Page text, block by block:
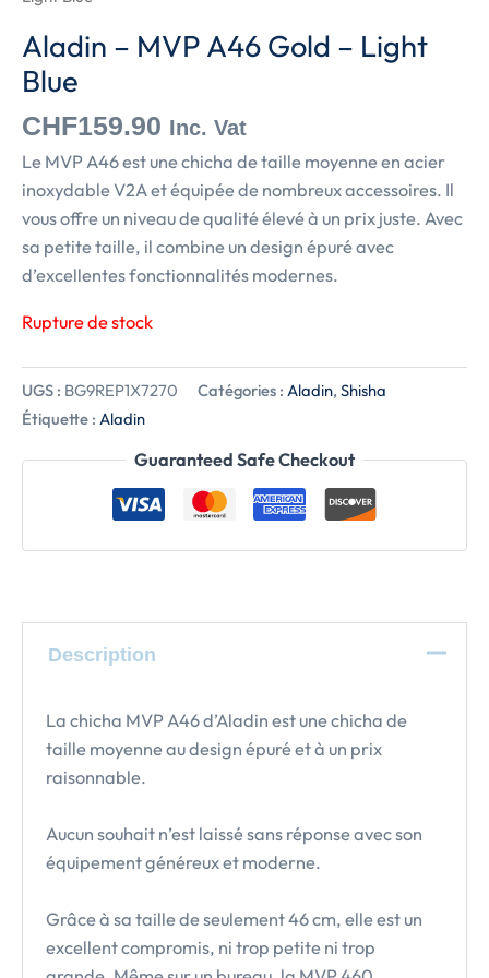
Aladin – MVP A46 Gold – Light
Blue
CHF159.90 Inc. Vat
Le MVP A46 est une chicha de taille moyenne en acier
inoxydable V2A et équipée de nombreux accessoires. Il
vous offre un niveau de qualité élevé à un prix juste. Avec
sa petite taille, il combine un design épuré avec
d’excellentes fonctionnalités modernes.
Rupture de stock
UGS : BG9REP1X7270 Catégories : Aladin, Shisha
Étiquette : Aladin
Guaranteed Safe Checkout
Description
La chicha MVP A46 d’Aladin est une chicha de
taille moyenne au design épuré et à un prix
raisonnable.
Aucun souhait n’est laissé sans réponse avec son
équipement généreux et moderne.
Grâce à sa taille de seulement 46 cm, elle est un
excellent compromis, ni trop petite ni trop